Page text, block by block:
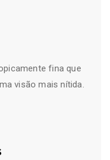
fina que
visão mais nítida.